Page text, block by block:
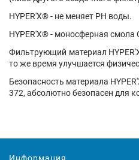
HYPER'X® - не меняет PH воды.
HYPER'X® - моносферная смола
Фильтрующий материал
то же время улучшается
Безопасность материала
372, абсолютно безопасен для